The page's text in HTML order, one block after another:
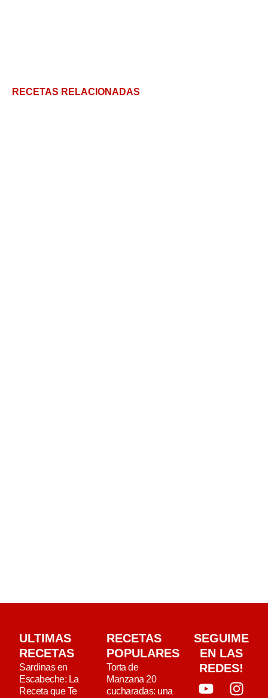
RECETAS RELACIONADAS
ULTIMAS
RECETAS
Sardinas en
Escabeche: La
Receta que Te
RECETAS
POPULARES
Torta de
Manzana 20
cucharadas: una
SEGUIME
EN LAS
REDES!